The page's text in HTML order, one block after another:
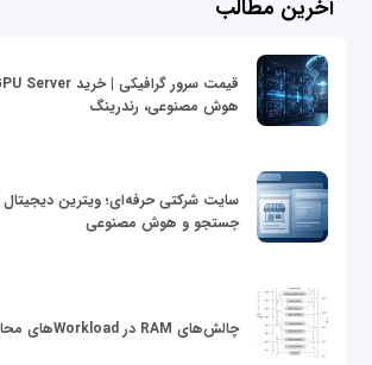
آخرین مطالب
هوش مصنوعی، رندرینگ
سایت شرکتی حرفه‌ای؛ ویترین
جستجو و هوش مصنوعی
چالش‌های RAM در Workloadهای محاسباتی HPC